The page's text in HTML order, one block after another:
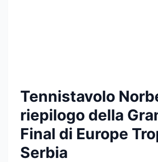
Tennistavolo
riepilogo della
Final di Europe
Serbia